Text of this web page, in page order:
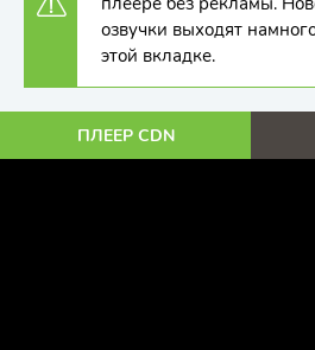
озвучки выходят
этой вкладке.
ПЛЕЕР CDN